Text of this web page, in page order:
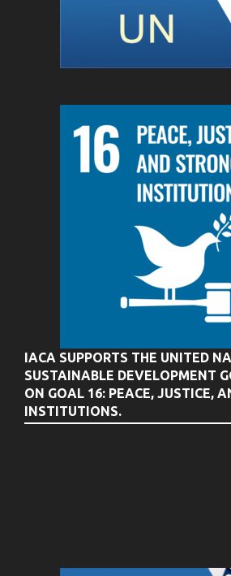
IACA SUPPORTS THE UNITED
SUSTAINABLE DEVELOPMENT
ON GOAL 16: PEACE, JUSTICE,
INSTITUTIONS.